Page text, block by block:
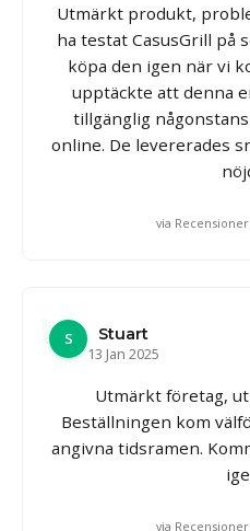
Utmärkt produkt,
ha testat CasusGrill på
köpa den igen när vi
upptäckte att denna
tillgänglig
online. De levererades
via
S
Stuart
13 Jan 2025
Utmärkt företag,
Beställningen kom
angivna tidsramen.
via